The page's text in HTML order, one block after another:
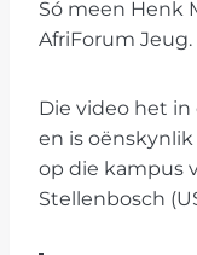
Só meen Henk
AfriForum Jeug.
Die video het
en is oënskynlik
op die kampus
Stellenbosch